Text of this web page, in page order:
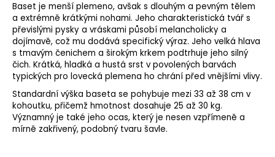
Baset je menší plemeno, avšak s dlouhým a pevným tělem
a extrémně krátkými nohami. Jeho charakteristická tvář s
převislými pysky a vráskami působí melancholicky a
dojímavě, což mu dodává specifický výraz. Jeho velká hlava
s tmavým čenichem a širokým krkem podtrhuje jeho silný
čich. Krátká, hladká a hustá srst v povolených barvách
typických pro lovecká plemena ho chrání před vnějšími vlivy.
Standardní výška baseta se pohybuje mezi 33 až 38 cm v
kohoutku, přičemž hmotnost dosahuje 25 až 30 kg.
Významný je také jeho ocas, který je nesen vzpřímeně a
mírně zakřivený, podobný tvaru šavle.